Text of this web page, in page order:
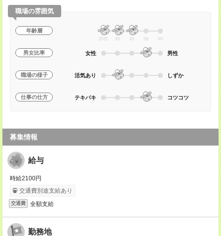
職場の雰囲気
年齢層
20代 30 40 50 60
男女比率 女性 男性
職場の様子 活気あり しずか
仕事の仕方 テキパキ コツコツ
募集情報
給与
時給2100円
交通費別途支給あり
交通費 全額支給
勤務地